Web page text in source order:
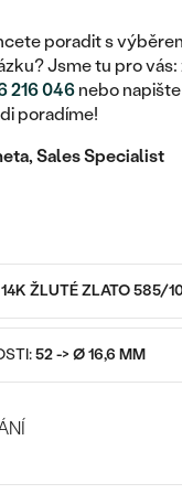
GROWN
poradit s
Jsme tu pro vás:
216 046 nebo
poradíme!
Sales Specialist
14K ŽLUTÉ ZLATO 585/
52 -> Ø 16,6 MM